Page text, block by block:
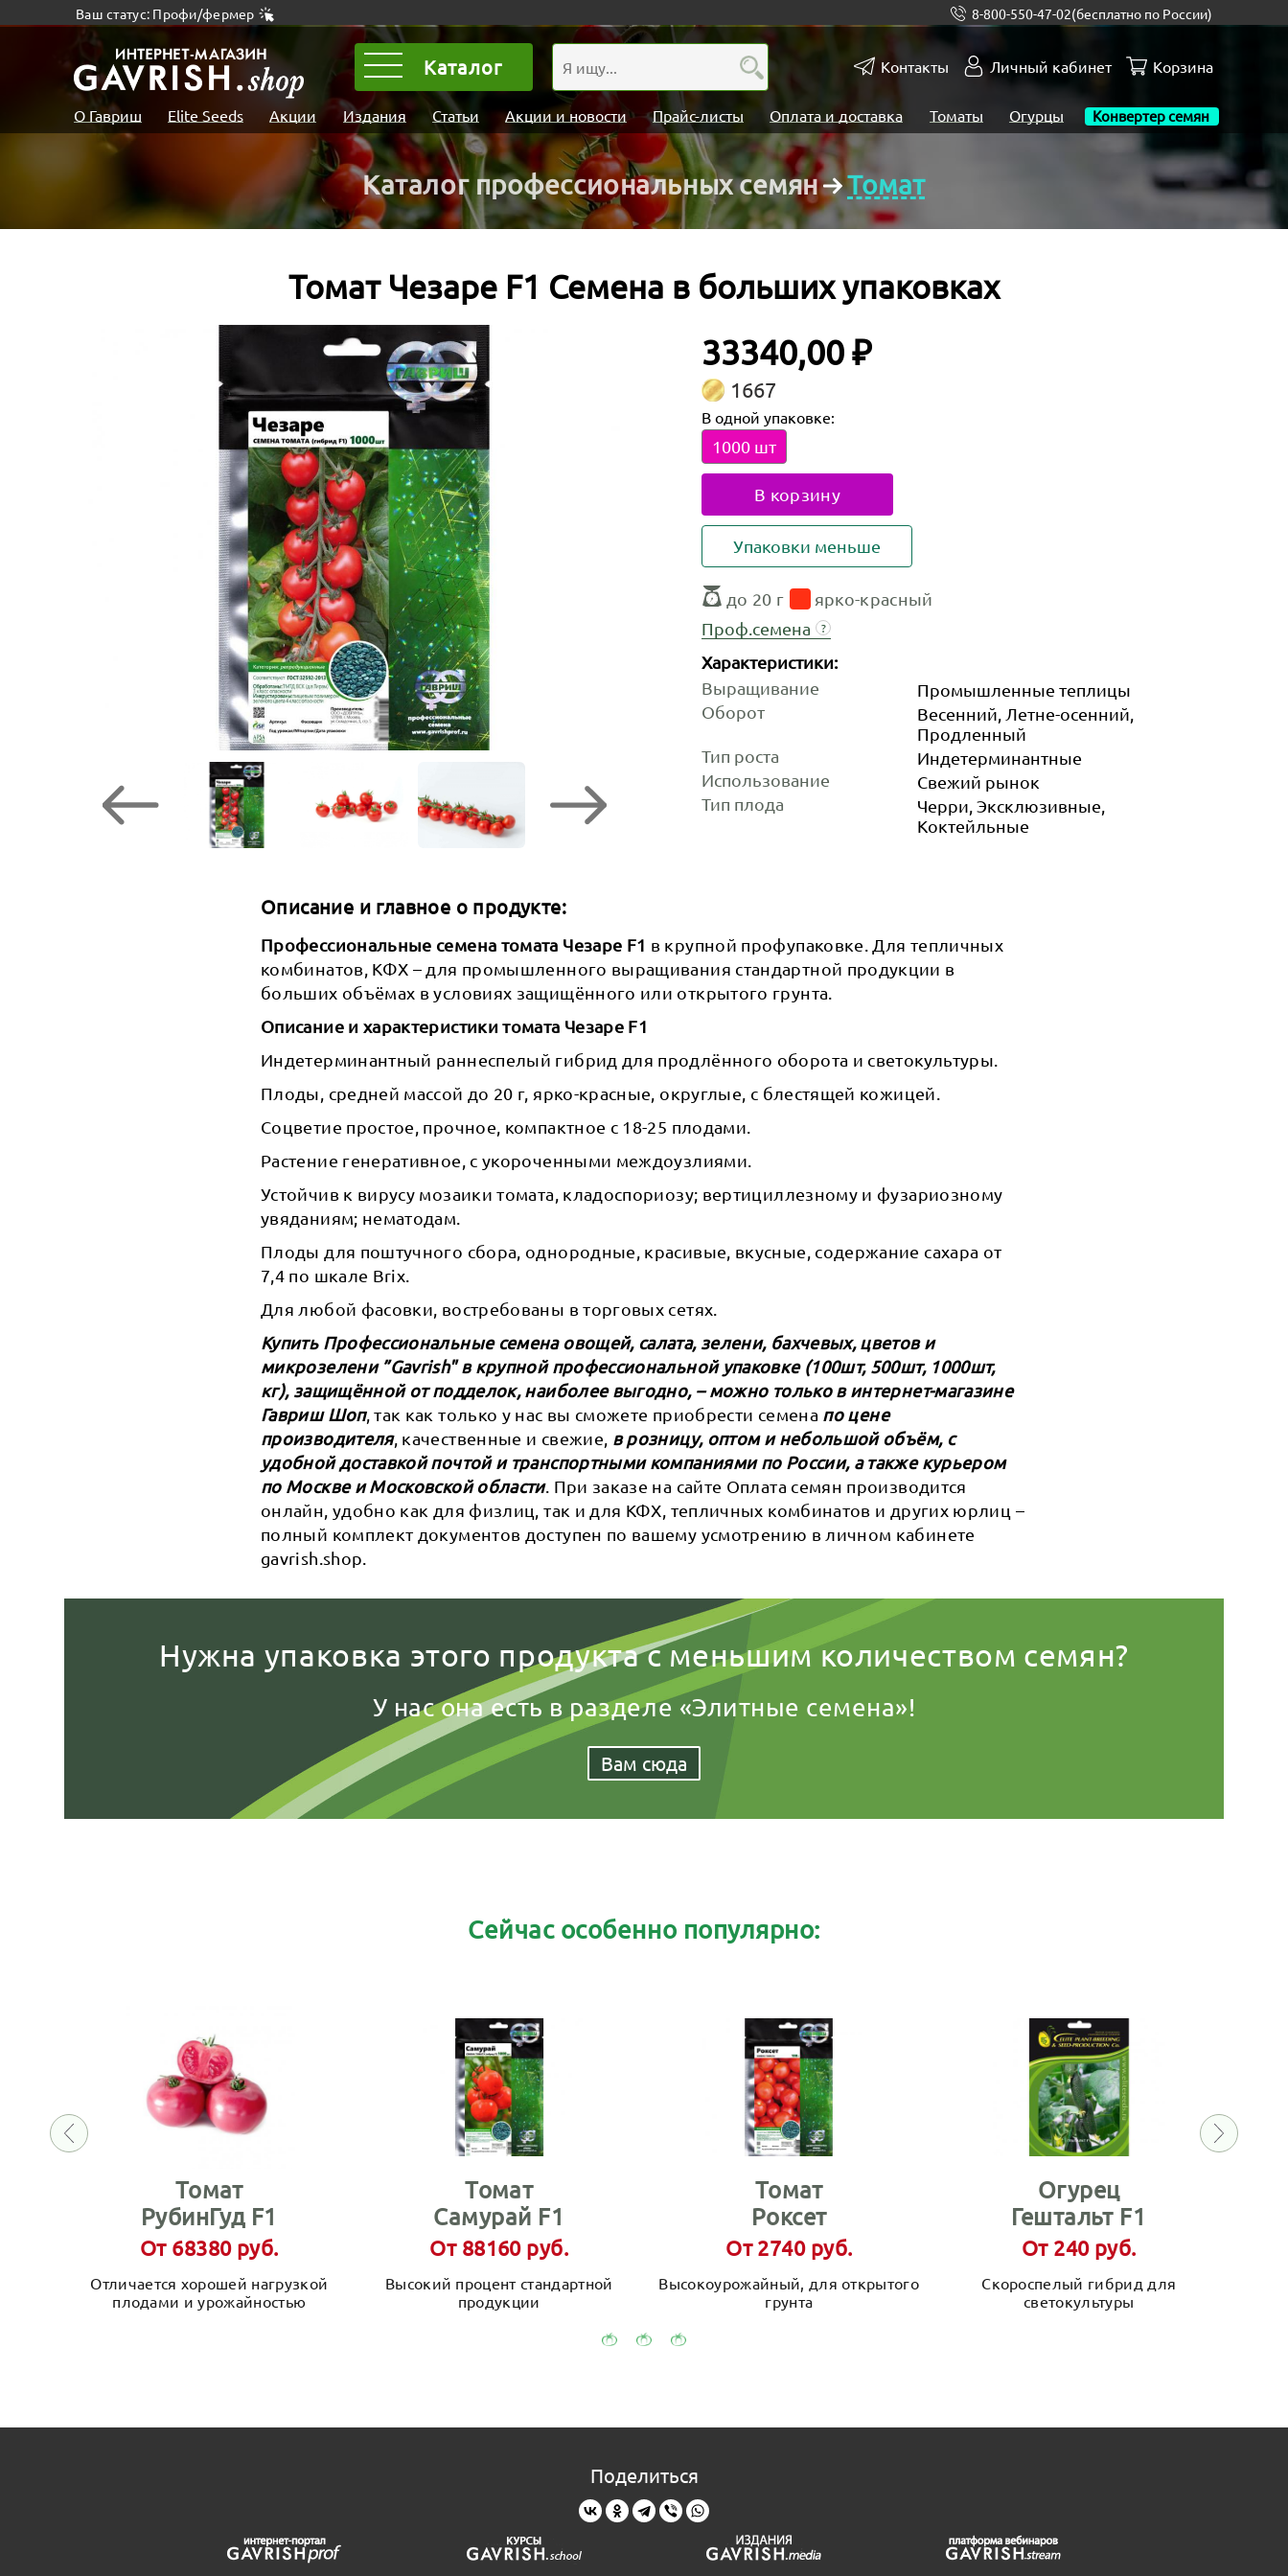
Ваш статус: Профи/фермер 8-800-550-47-02(бесплатно по России)
Каталог Контакты Личный кабинет Корзина
О Гавриш Elite Seeds Акции Издания Статьи Акции и новости Прайс-листы Оплата и доставка Томаты Огурцы Конвертер семян
Каталог профессиональных семян Томат
Томат Чезаре F1 Семена в больших упаковках
33340,00 ₽
1667
В одной упаковке:
1000 шт
В корзину
Упаковки меньше
до 20 г
ярко-красный
Проф.семена
?
Характеристики:
Выращивание
Промышленные теплицы
Оборот
Весенний, Летне-осенний,
Продленный
Тип роста
Индетер­минантные
Использование
Свежий рынок
Тип плода
Черри, Эксклюзивные,
Коктейльные
Описание и главное о продукте:
Профессиональные семена томата Чезаре F1 в крупной профупаковке. Для тепличных
комбинатов, КФХ – для промышленного выращивания стандартной продукции в
больших объёмах в условиях защищённого или открытого грунта.
Описание и характеристики томата Чезаре F1
Индетерминантный раннеспелый гибрид для продлённого оборота и светокультуры.
Плоды, средней массой до 20 г, ярко-красные, округлые, с блестящей кожицей.
Соцветие простое, прочное, компактное с 18-25 плодами.
Растение генеративное, с укороченными междоузлиями.
Устойчив к вирусу мозаики томата, кладоспориозу; вертициллезному и фузариозному
увяданиям; нематодам.
Плоды для поштучного сбора, однородные, красивые, вкусные, содержание сахара от
7,4 по шкале Brix.
Для любой фасовки, востребованы в торговых сетях.
Купить Профессиональные семена овощей, салата, зелени, бахчевых, цветов и
микрозелени ”Gavrish" в крупной профессиональной упаковке (100шт, 500шт, 1000шт,
кг), защищённой от подделок, наиболее выгодно, – можно только в интернет-магазине
Гавриш Шоп, так как только у нас вы сможете приобрести семена по цене
производителя, качественные и свежие, в розницу, оптом и небольшой объём, с
удобной доставкой почтой и транспортными компаниями по России, а также курьером
по Москве и Московской области. При заказе на сайте Оплата семян производится
онлайн, удобно как для физлиц, так и для КФХ, тепличных комбинатов и других юрлиц –
полный комплект документов доступен по вашему усмотрению в личном кабинете
gavrish.shop.
Нужна упаковка этого продукта с меньшим количеством семян?
У нас она есть в разделе «Элитные семена»!
Вам сюда
Сейчас особенно популярно:
Томат
РубинГуд F1
От 68380 руб.
Отличается хорошей нагрузкой
плодами и урожайностью
Томат
Самурай F1
От 88160 руб.
Высокий процент стандартной
продукции
Томат
Роксет
От 2740 руб.
Высокоурожайный, для открытого
грунта
Огурец
Гештальт F1
От 240 руб.
Скороспелый гибрид для
светокультуры
Поделиться